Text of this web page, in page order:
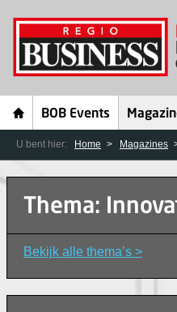
BOB Events
U bent hier: Home Magazines
Thema:
Bekijk alle thema’s >